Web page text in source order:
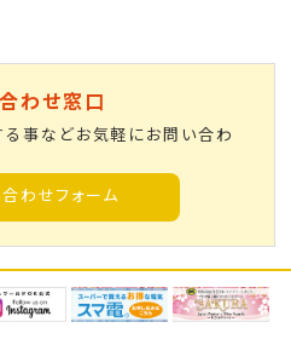
わせ窓口
る事などお気軽にお問い合わ
わせフォーム